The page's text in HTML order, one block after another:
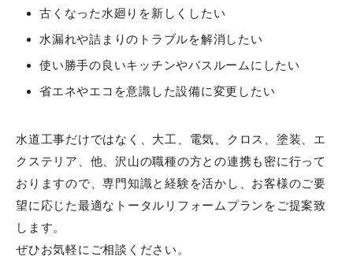
古くなった水廻りを新しくしたい
水漏れや詰まりのトラブルを解消したい
使い勝手の良いキッチンやバスルームにしたい
省エネやエコを意識した設備に変更したい
水道工事だけではなく、大工、電気、クロス、塗装、エ
クステリア、他、沢山の職種の方との連携も密に行って
おりますので、専門知識と経験を活かし、お客様のご要
望に応じた最適なトータルリフォームプランをご提案致
します。
ぜひお気軽にご相談ください。